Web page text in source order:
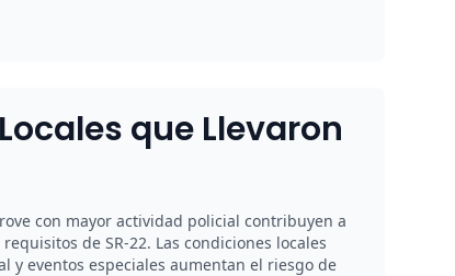
que Llevaron
con mayor actividad policial contribuyen a
de SR-22. Las condiciones locales
y eventos especiales aumentan el riesgo de